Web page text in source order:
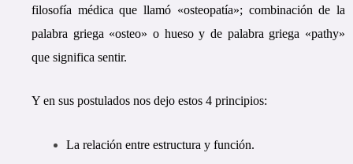
filosofía médica que llamó «osteopatía»; combinación de la
palabra griega «osteo» o hueso y de palabra griega «pathy»
que significa sentir.
Y en sus postulados nos dejo estos 4 principios:
La relación entre estructura y función.